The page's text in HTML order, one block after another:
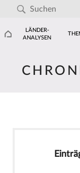
LÄNDER-
ANALYSEN